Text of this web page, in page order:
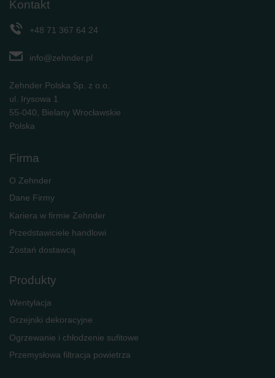
Zehnder Polska Sp. z o.o.: Oświadczenie o ochronie
Zehnder Group UK Limited: Privacy Policy
Kontakt
+48 71 367 64 24
info@zehnder.pl
Zehnder Polska Sp. z o.o.
ul. Irysowa 1
55-040, Bielany Wrocławskie
Polska
Firma
O Zehnder
Dane Firmy
Kariera w firmie Zehnder
Przedstawiciele handlowi
Zostań dostawcą
Produkty
Wentylacja
Grzejniki dekoracyjne
Ogrzewanie i chłodzenie sufitowe
Przemysłowa filtracja powietrza